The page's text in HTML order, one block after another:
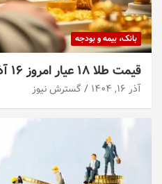
بانک، بیمه و بودجه
قیمت طلا ۱۸ عیار امروز ۱۶ آذر اعلام شد + جدول
آذر ۱۶, ۱۴۰۴ گسترش نیوز